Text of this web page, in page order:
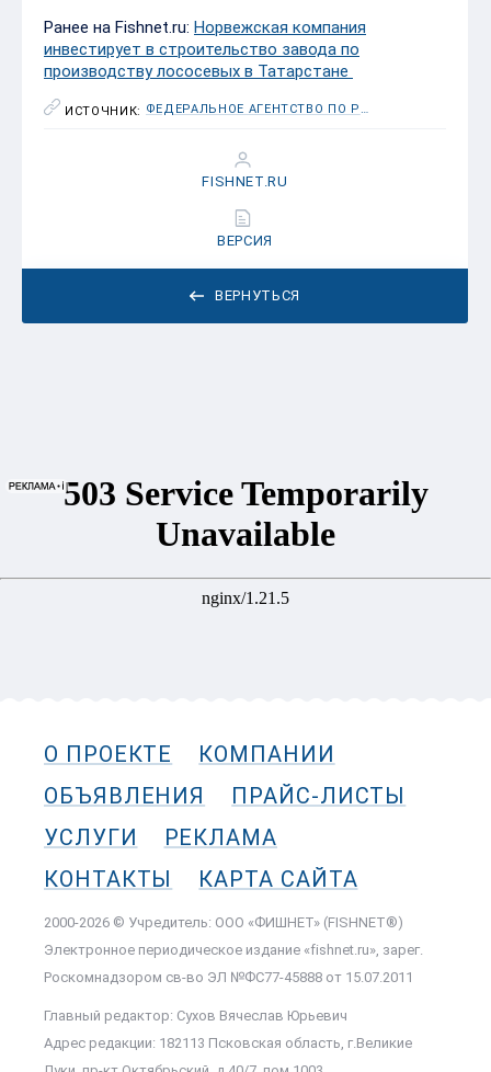
Ранее на Fishnet.ru: Норвежская компания
инвестирует в строительство завода по
производству лососевых в Татарстане
ИСТОЧНИК: ФЕДЕРАЛЬНОЕ АГЕНТСТВО ПО РЫБОЛОВСТВУ (РОСРЫБОЛОВСТВО)
ВЕРНУТЬСЯ
FISHNET.RU
ВЕРСИЯ
О ПРОЕКТЕ
КОМПАНИИ
ОБЪЯВЛЕНИЯ
ПРАЙС-ЛИСТЫ
УСЛУГИ
РЕКЛАМА
КОНТАКТЫ
КАРТА САЙТА
2000-2026 © Учредитель: ООО «ФИШНЕТ» (FISHNET®)
Электронное периодическое издание «fishnet.ru», зарег.
Роскомнадзором cв-во ЭЛ №ФС77-45888 от 15.07.2011
Главный редактор: Сухов Вячеслав Юрьевич
Адрес редакции: 182113 Псковская область, г.Великие